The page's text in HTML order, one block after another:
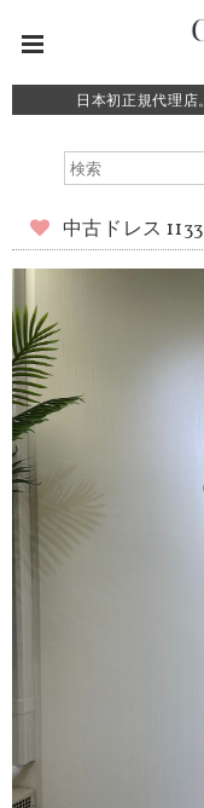
日本初正規代理店
中古ドレス 1133